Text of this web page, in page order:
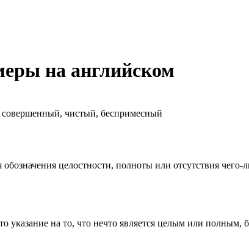
на английском
чистый, беспримесный
целостности, полноты или отсутствия
указание на то, что нечто является целым или полным,